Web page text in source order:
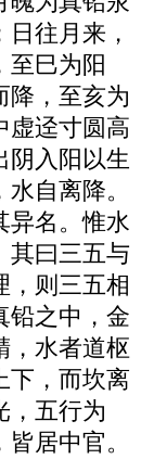
往月来，
至巳为阳
降，至亥为
虚迳寸圆高
阴入阳以生
自离降。
异名。惟水
其曰三五与
，则三五相
铅之中，金
，水者道枢
下，而坎离
，五行为
居中官。